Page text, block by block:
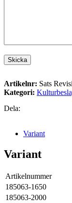
Artikelnr: Sats
Kategori:
Dela:
Variant
Variant
Artikelnummer
185063-1650
185063-2000